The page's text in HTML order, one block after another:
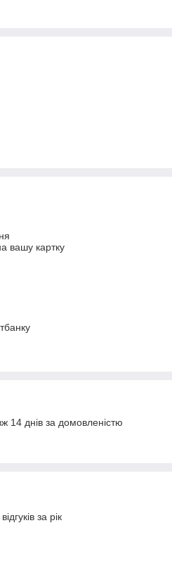
вашу картку
14 днів за домовленістю
за рік